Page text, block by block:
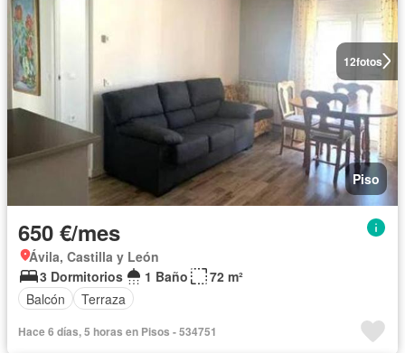
12fotos
Piso
650 €/mes
Ávila, Castilla y León
3 Dormitorios
1 Baño
72 m²
Balcón
Terraza
Hace 6 días, 5 horas en Pisos - 534751